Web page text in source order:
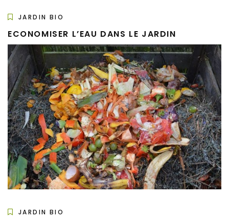
JARDIN BIO
ECONOMISER L’EAU DANS LE JARDIN
JARDIN BIO